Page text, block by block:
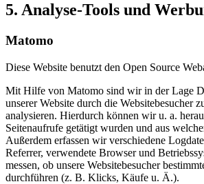
5. Analyse-Tools und
Matomo
Diese Website benutzt den Open Source
Mit Hilfe von Matomo sind wir in der Lage
unserer Website durch die Websitebesucher
analysieren. Hierdurch können wir u. a.
Seitenaufrufe getätigt wurden und aus
Außerdem erfassen wir verschiedene
Referrer, verwendete Browser und
messen, ob unsere Websitebesucher
durchführen (z. B. Klicks, Käufe u. Ä.).